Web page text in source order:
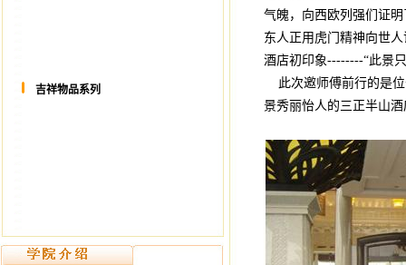
吉祥物品系列
气魄，向西欧列强们证
东人正用虎门精神向世
酒店初印象--------“此景
此次邀师傅前行的是位
景秀丽怡人的三正半山酒